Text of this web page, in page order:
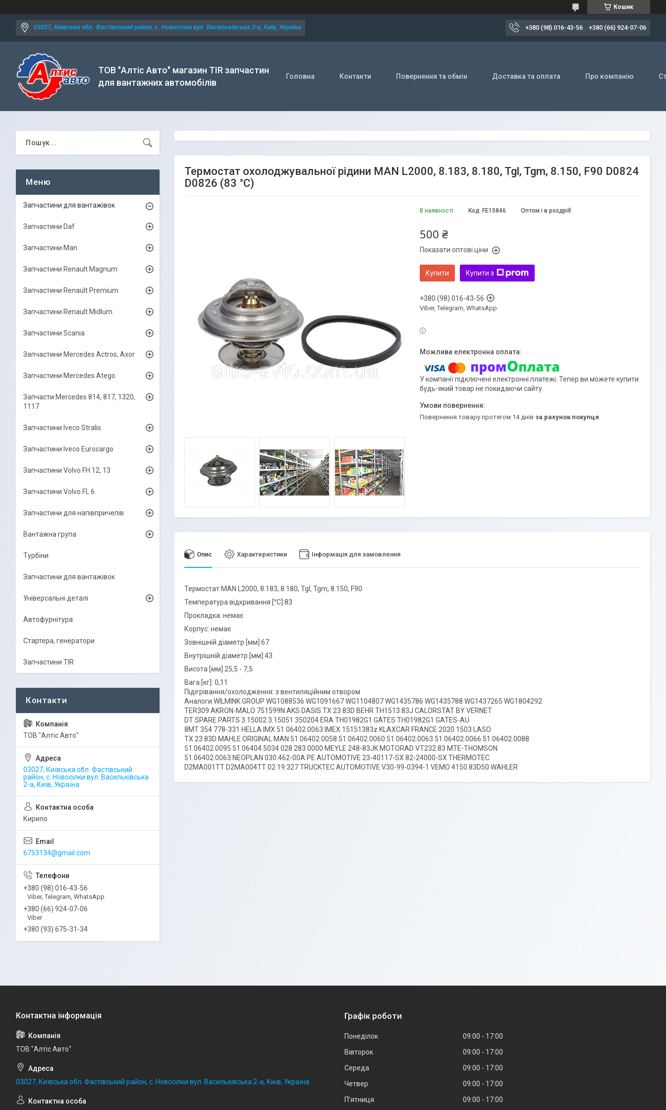
Кошик
03027, Київська обл. Фастівський район, с. Новосілки вул. Васильківська 2-а, Київ, Україна +380 (98) 016-43-56 +380 (66) 924-07-06
ТОВ "Алтіс Авто" магазин TIR запчастин
для вантажних автомобілів
Головна Контакти Повернення та обмін Доставка та оплата Про компанію
Термостат охолоджувальної рідини MAN L2000, 8.183, 8.180, Tgl, Tgm, 8.150, F90 D0824
D0826 (83 °C)
В наявності Оптом і в роздріб
Код: FE15846
500 ₴
Показати оптові ціни
Купити Купити з
+380 (98) 016-43-56
Viber, Telegram, WhatsApp
У компанії підключені електронні платежі. Тепер ви можете купити
будь-який товар не покидаючи сайту.
повернення товару протягом 14 днів за рахунок покупця
Опис Характеристики Інформація для замовлення
Термостат MAN L2000, 8.183, 8.180, Tgl, Tgm, 8.150, F90
Температура відкривання [°C]:83
Прокладка: немає
Корпус: немає
Зовнішній діаметр [мм]:67
Внутрішній діаметр [мм]:43
Висота [мм]:25,5 - 7,5
Вага [кг]: 0,11
Підігрівання/охолодження: з вентиляційним отвором
Аналоги:WILMINK GROUP WG1088536 WG1091667 WG1104807 WG1435786 WG1435788 WG1437265 WG1804292
TER309 AKRON-MALO 751599N AKS DASIS TX 23 83D BEHR TH1513.83J CALORSTAT BY VERNET
DT SPARE PARTS 3.15002 3.15051 350204 ERA TH01982G1 GATES TH01982G1 GATES-AU
8MT 354 778-331 HELLA IMX 51 06402 0063 IMEX 15151383z KLAXCAR FRANCE 2020 1503 LASO
TX 23 83D MAHLE ORIGINAL MAN 51.06402.0058 51.06402.0060 51.06402.0063 51.06402.0066 51.06402.0088
51.06402.0095 51.06404.5034 028 283 0000 MEYLE 248-83JK MOTORAD VT232.83 MTE-THOMSON
51.06402.0063 NEOPLAN 030.462-00A PE AUTOMOTIVE 23-40117-SX 82-24000-SX THERMOTEC
D2MA001TT D2MA004TT 02.19.327 TRUCKTEC AUTOMOTIVE V30-99-0394-1 VEMO 4150.83D50 WAHLER
Запчастини для вантажівок
Запчастини Daf
Запчастини Man
Запчастини Renault Magnum
Запчастини Renault Premium
Запчастини Renault Midlum
Запчастини Scania
Запчастини Mercedes Actros, Axor
Запчастини Mercedes Atego
Запчасти Mercedes 814, 817, 1320,
1117
Запчастини Iveco Stralis
Запчастини Iveco Eurocargo
Запчастини Volvo FH 12, 13
Запчастини Volvo FL 6
Запчастини для напівпричепів
Вантажна група
Турбіни
Запчастини для вантажівок
Універсальні деталі
Автофурнітура
Стартера, генератори
Запчастини TIR
ТОВ "Алтіс Авто"
03027, Київська обл. Фастівський
район, с. Новосілки вул. Васильківська
2-а, Київ, Україна
Кирило
6753134@gmail.com
+380 (98) 016-43-56
Viber, Telegram, WhatsApp
+380 (66) 924-07-06
Viber
+380 (93) 675-31-34
ТОВ "Алтіс Авто"
03027, Київська обл. Фастівський район, с. Новосілки вул. Васильківська 2-а, Київ, Україна
Графік роботи
Понеділок 09:00
17:00
Вівторок
09:00
17:00
Середа
09:00
17:00
Четвер
09:00
17:00
Пʼятниця
09:00 17:00